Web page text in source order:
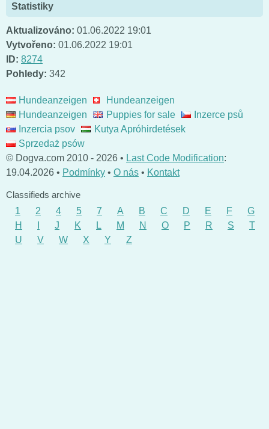
Statistiky
Aktualizováno: 01.06.2022 19:01
Vytvořeno: 01.06.2022 19:01
ID: 8274
Pohledy: 342
Hundeanzeigen
Hundeanzeigen
Hundeanzeigen
Puppies for sale
Inzerce psů
Inzercia psov
Kutya Apróhirdetések
Sprzedaż psów
© Dogva.com 2010 - 2026 • Last Code Modification:
19.04.2026 • Podmínky • O nás • Kontakt
Classifieds archive
1
2 4 5 7 A B C D E F
G
H
J K L M N O P R S
T
U
V W X Y Z